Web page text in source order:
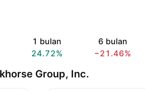
1 bulan
24.72%
6 bulan
−21.46%
Group, Inc.